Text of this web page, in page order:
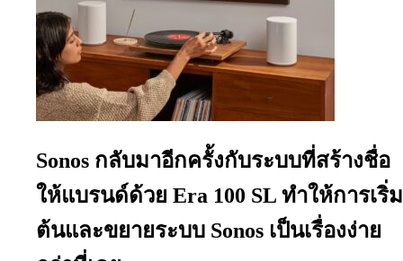
Sonos กลับมาอีกครั้งกับระบบที่สร้างชื่อ
ให้แบรนด์ด้วย Era 100 SL ทำให้การเริ่ม
ต้นและขยายระบบ Sonos เป็นเรื่องง่าย